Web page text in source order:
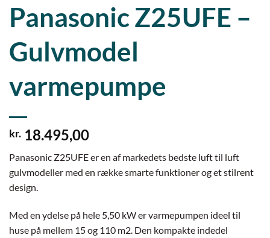
Panasonic Z25UFE –
Gulvmodel
varmepumpe
kr. 18.495,00
Panasonic Z25UFE er en af markedets bedste luft til luft
gulvmodeller med en række smarte funktioner og et stilrent
design.
Med en ydelse på hele 5,50 kW er varmepumpen ideel til
huse på mellem 15 og 110 m2. Den kompakte indedel